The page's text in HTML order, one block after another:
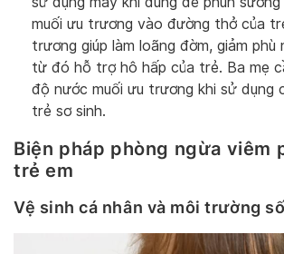
muối ưu trương vào đường thở của
trương giúp làm loãng đờm, giảm phù
từ đó hỗ trợ hô hấp của trẻ. Ba mẹ
độ nước muối ưu trương khi sử dụng
trẻ sơ sinh.
Biện pháp phòng ngừa viêm
trẻ em
Vệ sinh cá nhân và môi trường